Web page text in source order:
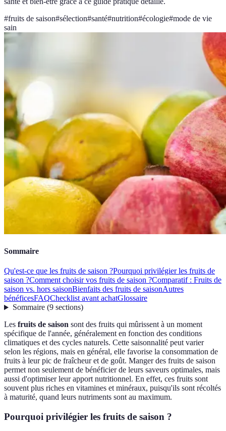
#fruits de saison#sélection#santé#nutrition#écologie#mode de vie
sain
Sommaire
Qu'est-ce que les fruits de saison ?Pourquoi privilégier les fruits de
saison ?Comment choisir vos fruits de saison ?Comparatif : Fruits de
saison vs. hors saisonBienfaits des fruits de saisonAutres
bénéficesFAQChecklist avant achatGlossaire
Sommaire(9 sections)
Les fruits de saison sont des fruits qui mûrissent à un moment
spécifique de l'année, généralement en fonction des conditions
climatiques et des cycles naturels. Cette saisonnalité peut varier
selon les régions, mais en général, elle favorise la consommation de
fruits à leur pic de fraîcheur et de goût. Manger des fruits de saison
permet non seulement de bénéficier de leurs saveurs optimales, mais
aussi d'optimiser leur apport nutritionnel. En effet, ces fruits sont
souvent plus riches en vitamines et minéraux, puisqu'ils sont récoltés
à maturité, quand leurs nutriments sont au maximum.
Pourquoi privilégier les fruits de saison ?